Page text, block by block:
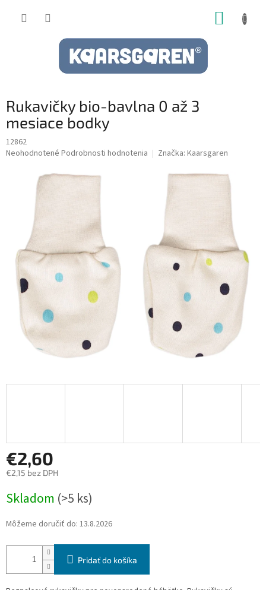
Rukavičky bio-bavlna 0 až 3
mesiace bodky
12862
Priemerné
hviezdičiek.
Neohodnotené Podrobnosti hodnotenia Značka: Kaarsgaren
€2,60
€2,15 bez DPH
cena:
Skladom (>5 ks)
Môžeme doručiť do: 13.8.2026
Pridať do košíka